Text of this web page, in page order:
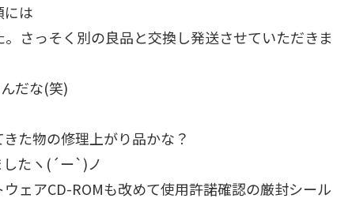
には
さっそく別の良品と交換し発送させていただきま
だな(笑)
た物の修理上がり品かな？
したヽ(´ー`)ノ
ェアCD-ROMも改めて使用許諾確認の厳封シール